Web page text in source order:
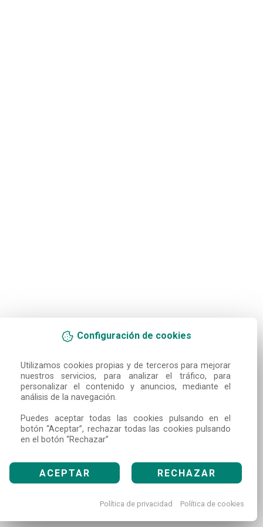
Configuración de cookies
Utilizamos cookies propias y de terceros para mejorar
nuestros servicios, para analizar el tráfico, para
personalizar el contenido y anuncios, mediante el
análisis de la navegación.
Puedes aceptar todas las cookies pulsando en el
botón “Aceptar”, rechazar todas las cookies pulsando
en el botón “Rechazar”
ACEPTAR RECHAZAR
Política de privacidad Política de cookies